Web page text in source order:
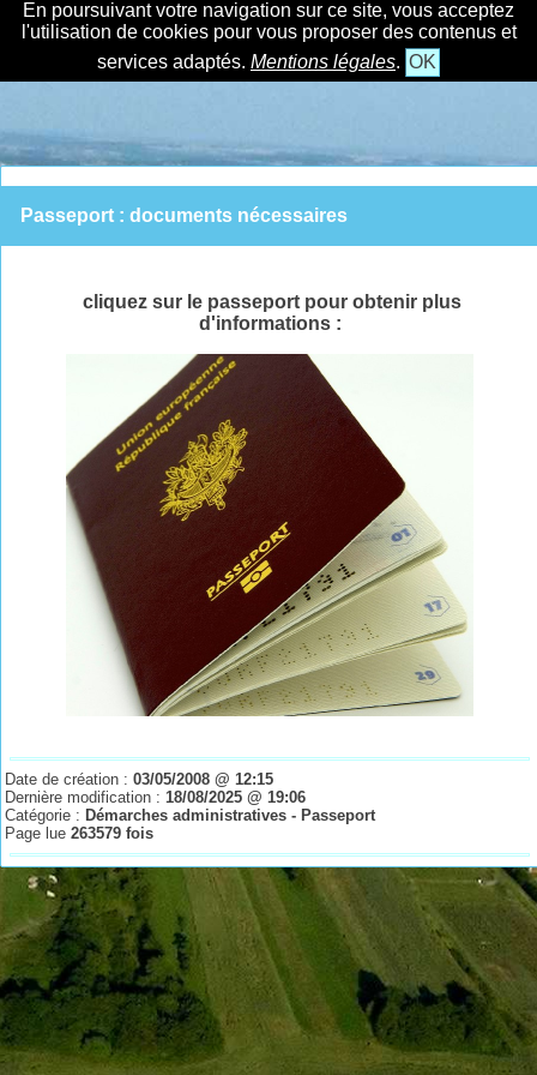
En poursuivant votre navigation sur ce site, vous acceptez
l'utilisation de cookies pour vous proposer des contenus et
services adaptés. Mentions légales. OK
Passeport : documents nécessaires
cliquez sur le passeport pour obtenir plus
d'informations :
Date de création :03/05/2008 @ 12:15
Dernière modification :18/08/2025 @ 19:06
Catégorie : Démarches administratives - Passeport
Page lue263579 fois